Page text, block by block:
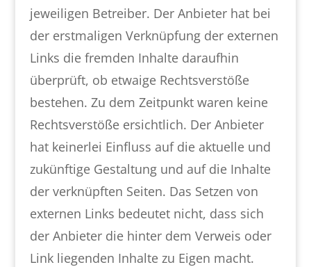
jeweiligen Betreiber. Der Anbieter hat bei
der erstmaligen Verknüpfung der externen
Links die fremden Inhalte daraufhin
überprüft, ob etwaige Rechtsverstöße
bestehen. Zu dem Zeitpunkt waren keine
Rechtsverstöße ersichtlich. Der Anbieter
hat keinerlei Einfluss auf die aktuelle und
zukünftige Gestaltung und auf die Inhalte
der verknüpften Seiten. Das Setzen von
externen Links bedeutet nicht, dass sich
der Anbieter die hinter dem Verweis oder
Link liegenden Inhalte zu Eigen macht.